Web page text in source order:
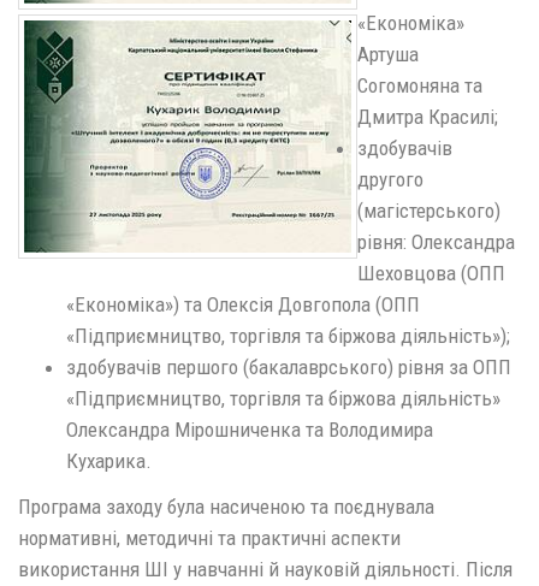
«Економіка»
Артуша
Согомоняна та
Дмитра Красилі;
здобувачів
другого
(магістерського)
рівня: Олександра
Шеховцова (ОПП
«Економіка») та Олексія Довгопола (ОПП
«Підприємництво, торгівля та біржова діяльність»);
здобувачів першого (бакалаврського) рівня за ОПП
«Підприємництво, торгівля та біржова діяльність»
Олександра Мірошниченка та Володимира
Кухарика.
Програма заходу була насиченою та поєднувала
нормативні, методичні та практичні аспекти
використання ШІ у навчанні й науковій діяльності. Після